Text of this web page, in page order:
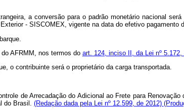
a conversão para o padrão monetário nacional
- SISCOMEX, vigente na data do efetivo pagamento
AFRMM, nos termos do art. 124, inciso II, da Lei nº
o contribuinte será o proprietário da carga transportada.
de Arrecadação do Adicional ao Frete para
do Brasil. (Redação dada pela Lei nº 12.599, de 2012)